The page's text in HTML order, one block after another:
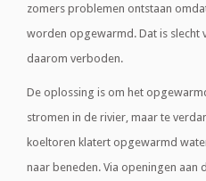
zomers problemen ontstaan
worden opgewarmd. Dat is slecht
daarom verboden.
De oplossing is om het
stromen in de rivier, maar te
koeltoren klatert opgewarmd
naar beneden. Via openingen aan